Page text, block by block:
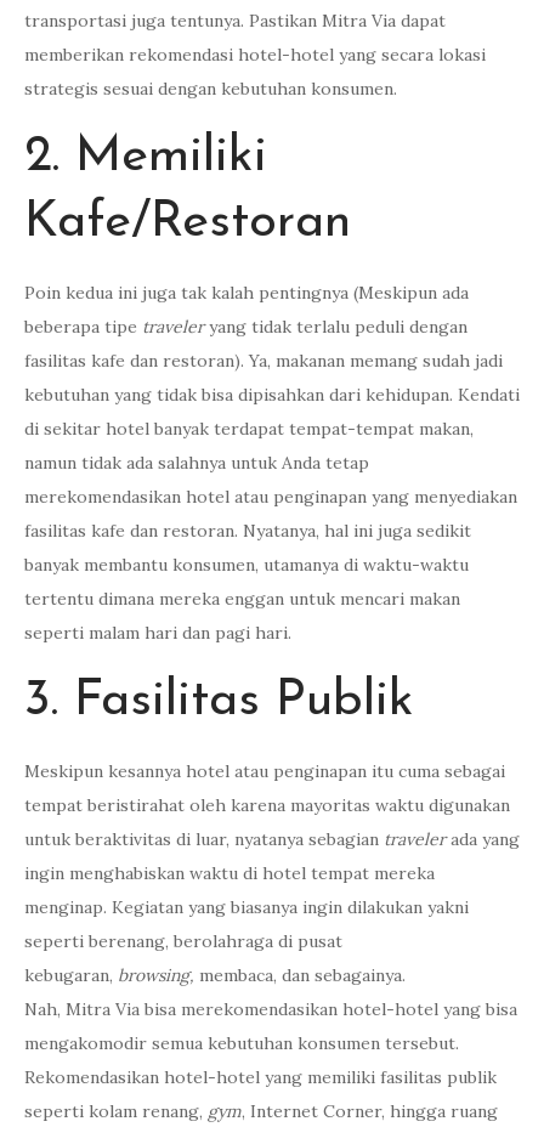
transportasi juga tentunya. Pastikan Mitra Via dapat
memberikan rekomendasi hotel-hotel yang secara lokasi
strategis sesuai dengan kebutuhan konsumen.
2. Memiliki
Kafe/Restoran
Poin kedua ini juga tak kalah pentingnya (Meskipun ada
beberapa tipe traveleryang tidak terlalu peduli dengan
fasilitas kafe dan restoran). Ya, makanan memang sudah jadi
kebutuhan yang tidak bisa dipisahkan dari kehidupan. Kendati
di sekitar hotel banyak terdapat tempat-tempat makan,
namun tidak ada salahnya untuk Anda tetap
merekomendasikan hotel atau penginapan yang menyediakan
fasilitas kafe dan restoran. Nyatanya, hal ini juga sedikit
banyak membantu konsumen, utamanya di waktu-waktu
tertentu dimana mereka enggan untuk mencari makan
seperti malam hari dan pagi hari.
3. Fasilitas Publik
Meskipun kesannya hotel atau penginapan itu cuma sebagai
tempat beristirahat oleh karena mayoritas waktu digunakan
untuk beraktivitas di luar, nyatanya sebagian travelerada yang
ingin menghabiskan waktu di hotel tempat mereka
menginap. Kegiatan yang biasanya ingin dilakukan yakni
seperti berenang, berolahraga di pusat
kebugaran, browsing, membaca, dan sebagainya.
Nah, Mitra Via bisa merekomendasikan hotel-hotel yang bisa
mengakomodir semua kebutuhan konsumen tersebut.
Rekomendasikan hotel-hotel yang memiliki fasilitas publik
seperti kolam renang, gym, Internet Corner, hingga ruang